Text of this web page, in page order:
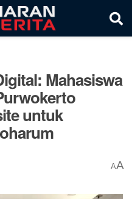
Mahasiswa
untuk
AA